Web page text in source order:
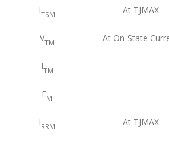
ITSM At TJMAX
VTM At On-State
ITM
FM
IRRM At TJMAX